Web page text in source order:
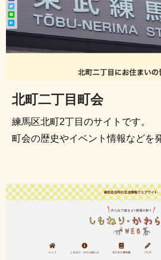
北町二丁目町会
練馬区北町2丁目のサイトです。
町会の歴史やイベント情報などを